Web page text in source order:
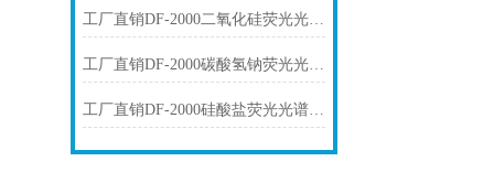
工厂直销DF-2000二氧化硅荧光光谱仪技术参数
工厂直销DF-2000碳酸氢钠荧光光谱仪技术参数
工厂直销DF-2000硅酸盐荧光光谱仪技术参数